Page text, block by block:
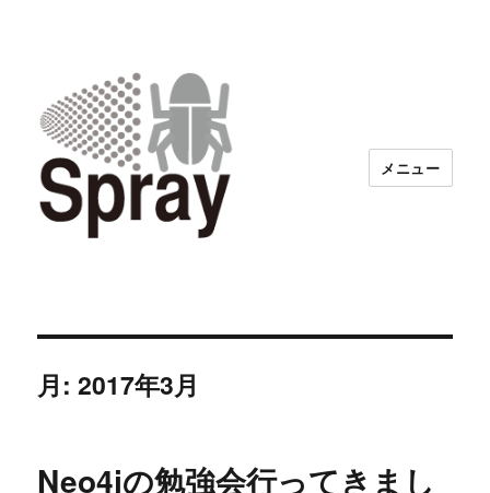
メニュー
月:2017年3月
Neo4jの勉強会行ってきまし